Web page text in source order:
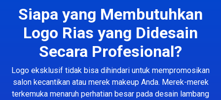
Siapa yang Membutuhkan
Logo Rias yang Didesain
Secara Profesional?
Logo eksklusif tidak bisa dihindari untuk mempromosikan
salon kecantikan atau merek makeup Anda. Merek-merek
terkemuka menaruh perhatian besar pada desain lambang